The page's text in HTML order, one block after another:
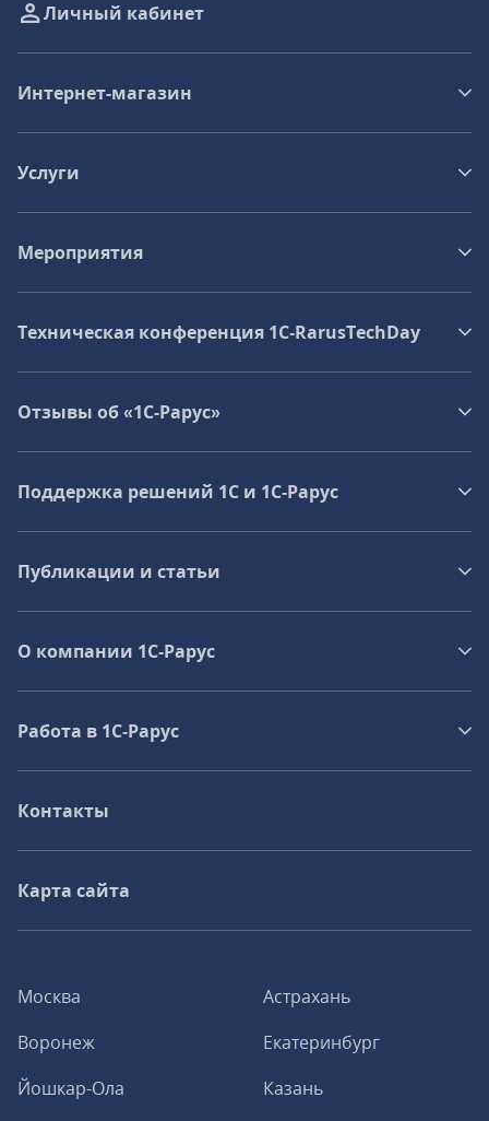
Москва
Астрахань
Воронеж
Екатеринбург
Йошкар-Ола
Казань
Личный кабинет
Интернет-магазин
Услуги
Мероприятия
Техническая конференция 1C‑RarusTechDay
Отзывы об «1С-Рарус»
Поддержка решений 1С и 1С‑Рарус
Публикации и статьи
О компании 1C-Рарус
Работа в 1С‑Рарус
Контакты
Карта сайта